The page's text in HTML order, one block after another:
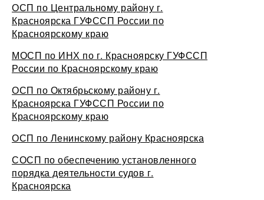
ОСП по Центральному району г.
Красноярска ГУФССП России по
Красноярскому краю
МОСП по ИНХ по г. Красноярску ГУФССП
России по Красноярскому краю
ОСП по Октябрьскому району г.
Красноярска ГУФССП России по
Красноярскому краю
ОСП по Ленинскому району Красноярска
СОСП по обеспечению установленного
порядка деятельности судов г.
Красноярска